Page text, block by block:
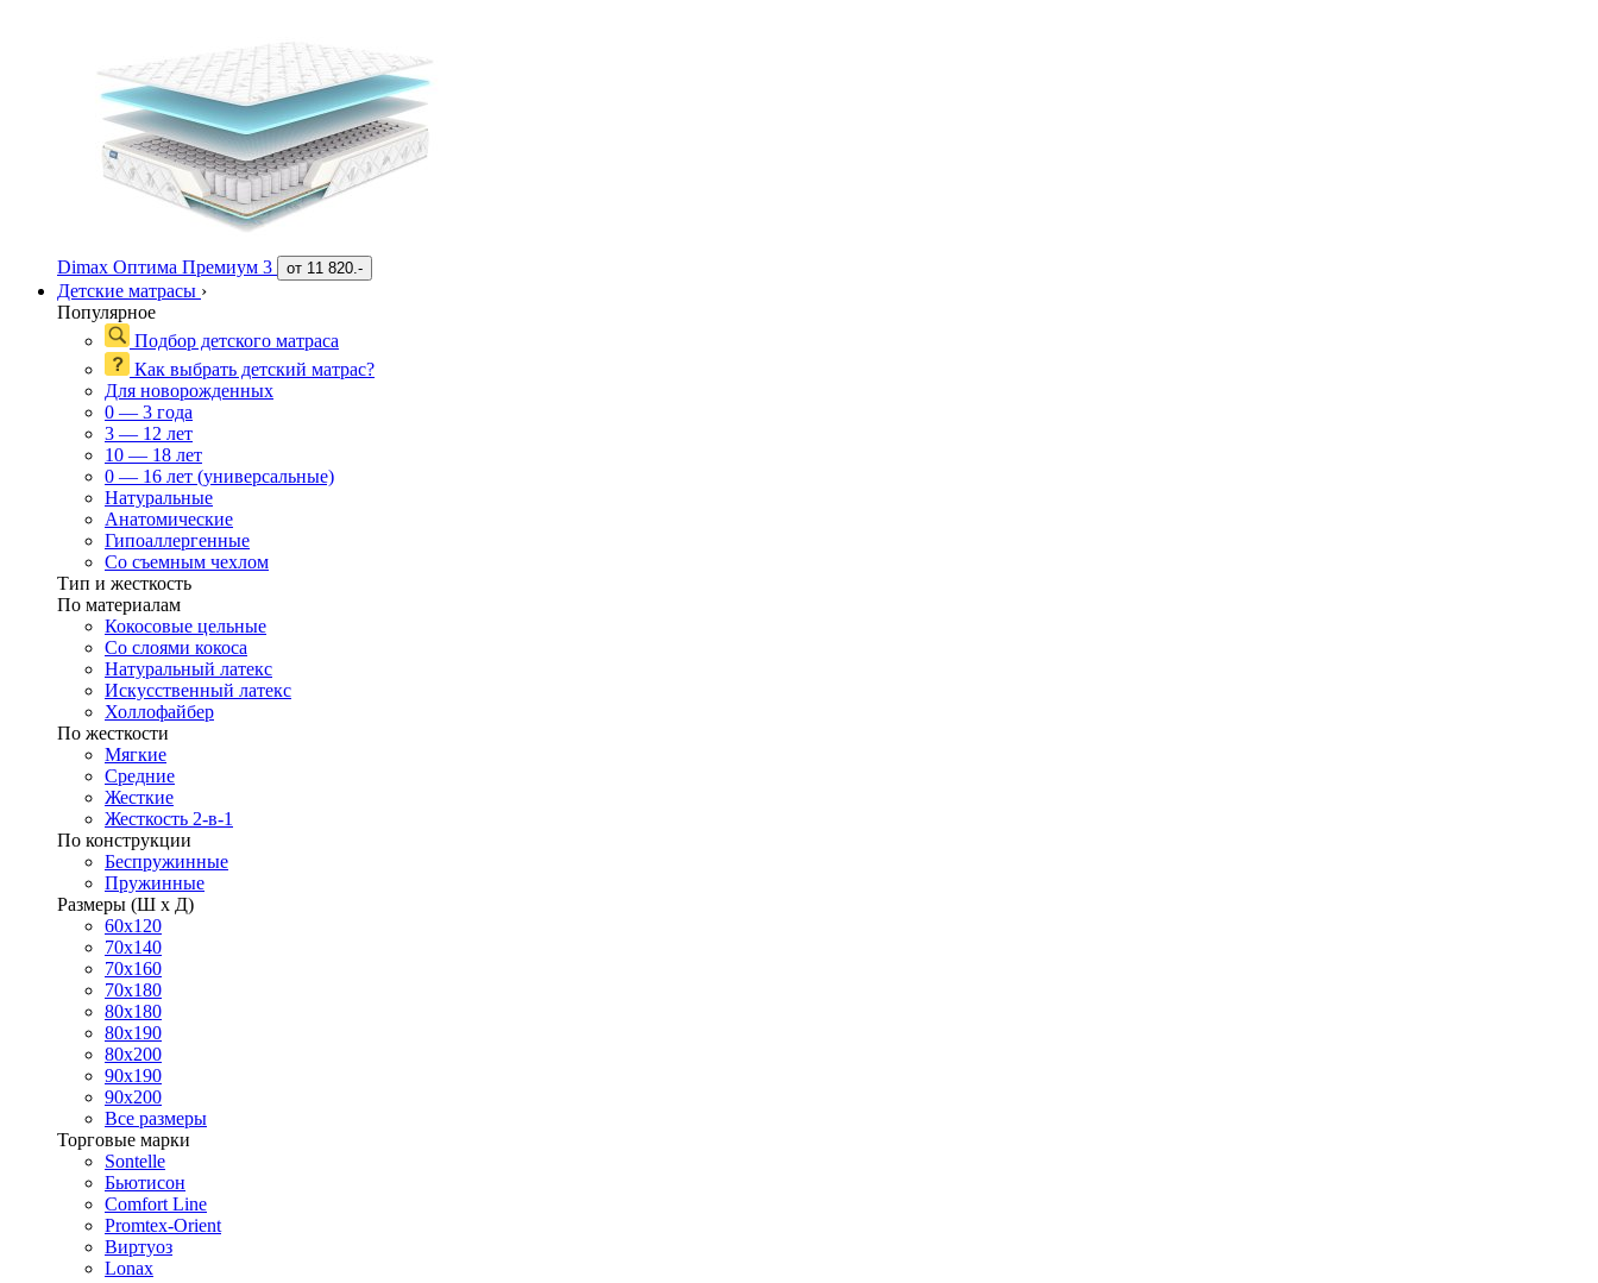
Dimax Оптима Премиум 3 от 11 820.-
Детские матрасы ›
Популярное
Подбор детского матраса
Как выбрать детский матрас?
Для новорожденных
0 — 3 года
3 — 12 лет
10 — 18 лет
0 — 16 лет (универсальные)
Натуральные
Анатомические
Гипоаллергенные
Со съемным чехлом
Тип и жесткость
По материалам
Кокосовые цельные
Со слоями кокоса
Натуральный латекс
Искусственный латекс
Холлофайбер
По жесткости
Мягкие
Средние
Жесткие
Жесткость 2-в-1
По конструкции
Беспружинные
Пружинные
Размеры (Ш х Д)
60х120
70х140
70х160
70х180
80х180
80х190
80х200
90х190
90х200
Все размеры
Торговые марки
Sontelle
Бьютисон
Comfort Line
Promtex-Orient
Виртуоз
Lonax